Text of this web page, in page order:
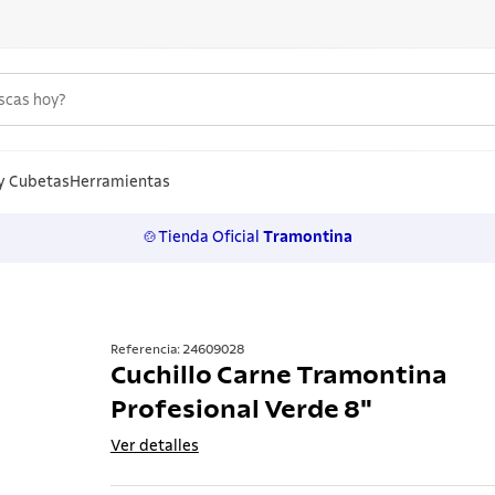
Cubetas Herramientas
🍲Tienda Oficial Tramontina
Referencia: 24609028
Cuchillo Carne Tramontina
Profesional Verde 8"
Ver detalles